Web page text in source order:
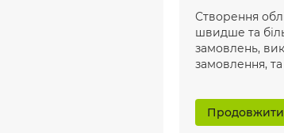
Створення
швидше та
замовлень,
замовлення,
Продовжити